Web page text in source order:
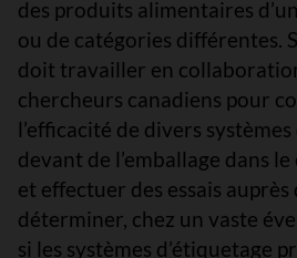
des produits alimentaires
ou de catégories différentes.
doit travailler en
chercheurs canadiens pour
l’efficacité de divers
devant de l’emballage dans
et effectuer des essais
déterminer, chez un vaste
si les systèmes d’étiquetage